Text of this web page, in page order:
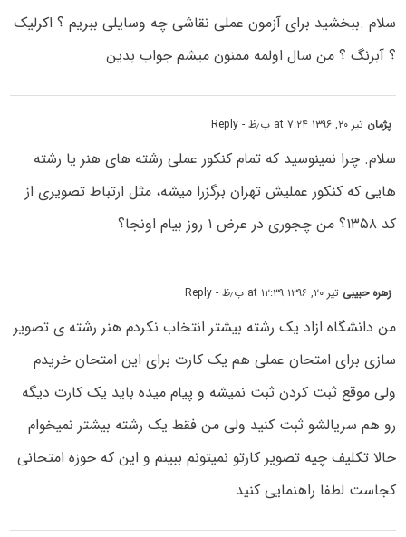
سلام .ببخشید برای آزمون عملی نقاشی چه وسایلی ببریم ؟ اکرلیک
؟ آبرنگ ؟ من سال اولمه ممنون میشم جواب بدین
پژمان تیر ۲۰, ۱۳۹۶ at ۷:۲۴ ب٫ظ - Reply
سلام. چرا نمینوسید که تمام کنکور عملی رشته های هنر یا رشته
هایی که کنکور عملیش تهران برگزرا میشه، مثل ارتباط تصویری از
کد ۱۳۵۸؟ من چجوری در عرض ۱ روز بیام اونجا؟
زهره حبیبی تیر ۲۰, ۱۳۹۶ at ۱۲:۳۹ ب٫ظ - Reply
من دانشگاه ازاد یک رشته بیشتر انتخاب نکردم هنر رشته ی تصویر
سازی برای امتحان عملی هم یک کارت برای این امتحان خریدم
ولی موقع ثبت کردن ثبت نمیشه و پیام میده باید یک کارت دیگه
رو هم سریالشو ثبت کنید ولی من فقط یک رشته بیشتر نمیخوام
حالا تکلیف چیه تصویر کارتو نمیتونم ببینم و این که حوزه امتحانی
کجاست لطفا راهنمایی کنید